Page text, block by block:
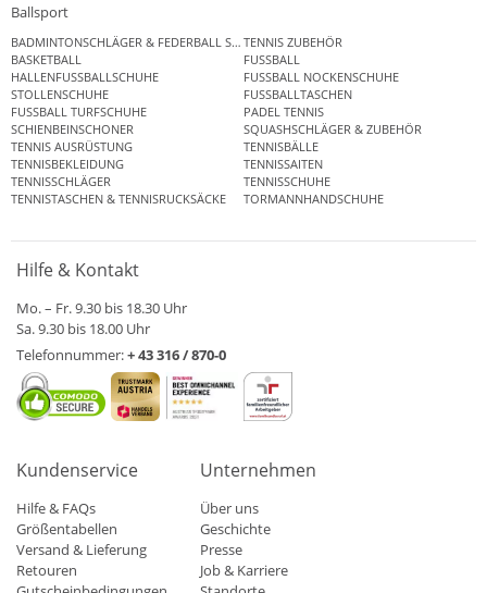
Ballsport
BADMINTONSCHLÄGER & FEDERBALL SETSTENNIS ZUBEHÖR
BASKETBALL
FUSSBALL
HALLENFUSSBALLSCHUHE
FUSSBALL NOCKENSCHUHE
STOLLENSCHUHE
FUSSBALLTASCHEN
FUSSBALL TURFSCHUHE
PADEL TENNIS
SCHIENBEINSCHONER
SQUASHSCHLÄGER & ZUBEHÖR
TENNIS AUSRÜSTUNG
TENNISBÄLLE
TENNISBEKLEIDUNG
TENNISSAITEN
TENNISSCHLÄGER
TENNISSCHUHE
TENNISTASCHEN & TENNISRUCKSÄCKE
TORMANNHANDSCHUHE
Hilfe & Kontakt
Mo. – Fr. 9.30 bis 18.30 Uhr
Sa. 9.30 bis 18.00 Uhr
Telefonnummer:+ 43 316 / 870-0
Kundenservice
Hilfe & FAQs
Größentabellen
Versand & Lieferung
Retouren
Unternehmen
Über uns
Geschichte
Presse
Job & Karriere